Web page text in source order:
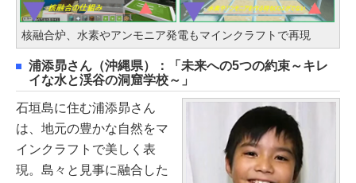
核融合炉、水素やアンモニア発電もマインクラフトで再現
浦添昴さん（沖縄県）：「未来への5つの約束～キレ
イな水と渓谷の洞窟学校～」
石垣島に住む浦添昴さん
は、地元の豊かな自然をマ
インクラフトで美しく表
現。島々と見事に融合した